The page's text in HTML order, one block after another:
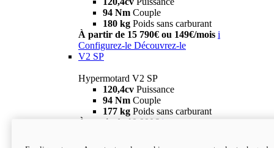
94 Nm Couple
180 kg Poids sans carburant
À partir de 15 790€ ou 149€/mois i
Configurez-le Découvrez-le
V2 SP
Hypermotard V2 SP
120,4cv Puissance
94 Nm Couple
177 kg Poids sans carburant
À partir de 19 990€ i
new
V2 SP 100